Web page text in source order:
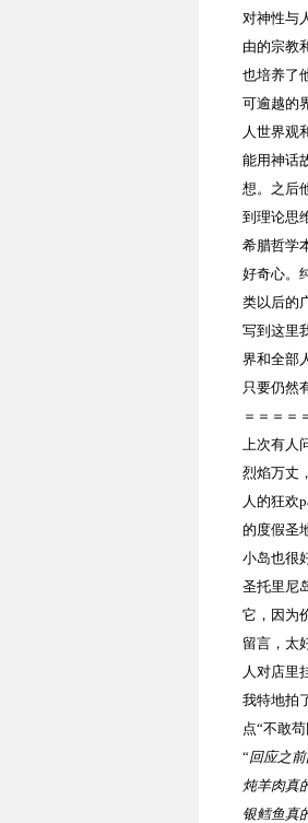
对神性与
由的宗教
也培养了
可逾越的
人世界观
能用神话
想。之后
到理论思
希腊哲学
好奇心。
类以后的
写到这里
界和全部
只要仍然
＝＝＝＝
上次有人
烈焰万丈
人的狂欢
的度假圣
小岛也很
圣托里尼
它，因为
留言，太
人对店里
我特地拍
点“不敢苟
“回应之前
炖羊肉真
银鳕鱼真